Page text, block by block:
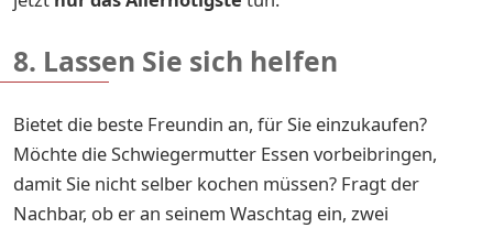
8. Lassen Sie sich helfen
Bietet die beste Freundin an, für Sie einzukaufen?
Möchte die Schwiegermutter Essen vorbeibringen,
damit Sie nicht selber kochen müssen? Fragt der
Nachbar, ob er an seinem Waschtag ein, zwei